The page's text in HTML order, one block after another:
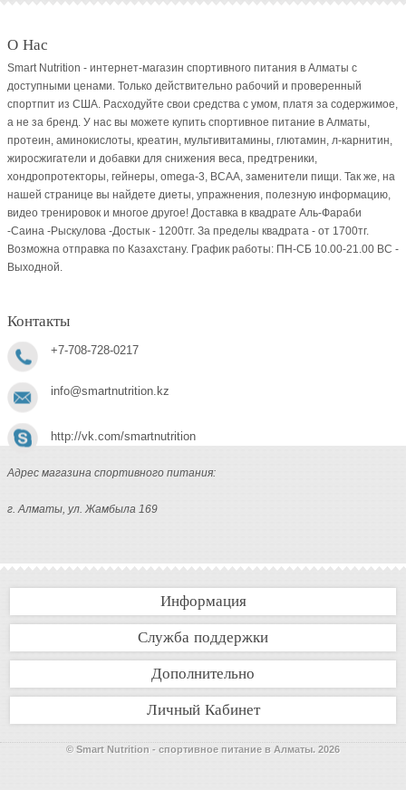
О Нас
Smart Nutrition - интернет-магазин спортивного питания в Алматы с
доступными ценами. Только действительно рабочий и проверенный
спортпит из США. Расходуйте свои средства с умом, платя за содержимое,
а не за бренд. У нас вы можете купить спортивное питание в Алматы,
протеин, аминокислоты, креатин, мультивитамины, глютамин, л-карнитин,
жиросжигатели и добавки для снижения веса, предтреники,
хондропротекторы, гейнеры, omega-3, BCAA, заменители пищи. Так же, на
нашей странице вы найдете диеты, упражнения, полезную информацию,
видео тренировок и многое другое! Доставка в квадрате Аль-Фараби
-Саина -Рыскулова -Достык - 1200тг. За пределы квадрата - от 1700тг.
Возможна отправка по Казахстану. График работы: ПН-СБ 10.00-21.00 ВC -
Выходной.
Контакты
+7-708-728-0217
info@smartnutrition.kz
http://vk.com/smartnutrition
Адрес магазина спортивного питания:
г. Алматы, ул. Жамбыла 169
Информация
Служба поддержки
Дополнительно
Личный Кабинет
© Smart Nutrition - спортивное питание в Алматы. 2026